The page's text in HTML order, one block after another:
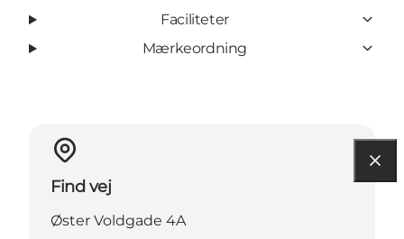
Faciliteter
Mærkeordning
Find vej
Øster Voldgade 4A